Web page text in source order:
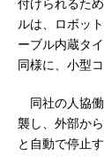
付けられるた
ルは、ロボッ
ーブル内蔵タ
同様に、小型
同社の人協働
襲し、外部か
と自動で停止